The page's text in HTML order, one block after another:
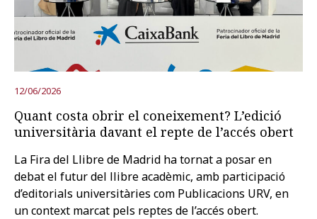
12/06/2026
Quant costa obrir el coneixement? L’edició
universitària davant el repte de l’accés obert
La Fira del Llibre de Madrid ha tornat a posar en
debat el futur del llibre acadèmic, amb participació
d’editorials universitàries com Publicacions URV, en
un context marcat pels reptes de l’accés obert.